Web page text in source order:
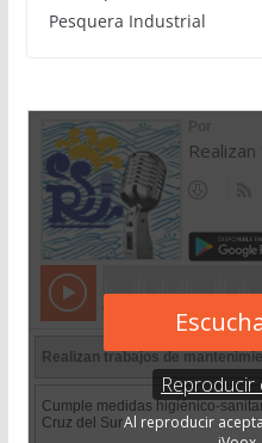
Pesquera Industrial